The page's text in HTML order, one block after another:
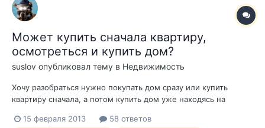
Может купить сначала квартиру,
осмотреться и купить дом?
suslov опубликовал тему в Недвижимость
Хочу разобраться нужно покупать дом сразу или купить
квартиру сначала, а потом купить дом уже находясь на
будет еще небольшой денежный поток. В общем как Вы
15 февраля 2013 58 ответов